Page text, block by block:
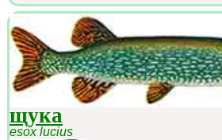
щука
esox lucius